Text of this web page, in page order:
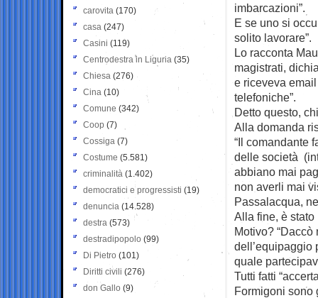
imbarcazioni”.
E se uno si
solito lavorare”.
Lo racconta
magistrati,
e riceveva
telefoniche”.
Detto questo,
Alla domanda
“Il comandante
delle società
abbiano mai
non averli mai
Passalacqua,
Alla fine, è
Motivo?
dell’equipaggio
quale
Tutti fatti
Formigoni sono
carovita (170)
casa (247)
Casini (119)
Centrodestra in Liguria (35)
Chiesa (276)
Cina (10)
Comune (342)
Coop (7)
Cossiga (7)
Costume (5.581)
criminalità (1.402)
democratici e progressisti (19)
denuncia (14.528)
destra (573)
destradipopolo (99)
Di Pietro (101)
Diritti civili (276)
don Gallo (9)